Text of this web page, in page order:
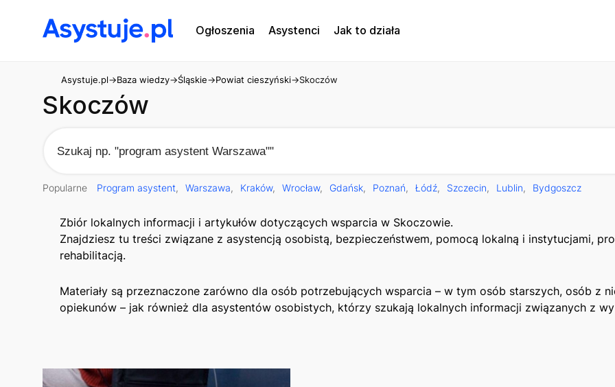
Ogłoszenia Asystenci Jak to działa
Asystuje.pl→Baza wiedzy→Śląskie→Powiat cieszyński→Skoczów
Skoczów
Popularne Program asystent Warszawa Kraków Wrocław Gdańsk Poznań Łódź Szczecin Lublin Bydgoszcz
Zbiór lokalnych informacji i artykułów dotyczących wsparcia w Skoczowie.
Znajdziesz tu treści związane z asystencją osobistą, bezpieczeństwem, pomocą lokalną i instytucjami,
rehabilitacją.
Materiały są przeznaczone zarówno dla osób potrzebujących wsparcia – w tym osób starszych, osób z
opiekunów – jak również dla asystentów osobistych, którzy szukają lokalnych informacji związanych z